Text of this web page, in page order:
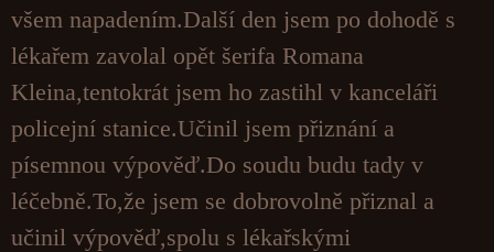
všem napadením.Další den jsem po dohodě s
lékařem zavolal opět šerifa Romana
Kleina,tentokrát jsem ho zastihl v kanceláři
policejní stanice.Učinil jsem přiznání a
písemnou výpověď.Do soudu budu tady v
léčebně.To,že jsem se dobrovolně přiznal a
učinil výpověď,spolu s lékařskými